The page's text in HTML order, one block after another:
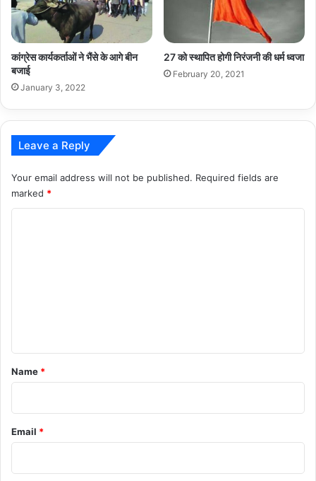
कांग्रेस कार्यकर्ताओं ने भैंसे के आगे बीन
बजाई
January 3, 2022
27 को स्थापित होगी निरंजनी की धर्म ध्वजा
February 20, 2021
Leave a Reply
Your email address will not be published. Required fields are
marked *
*
Name *
Email *